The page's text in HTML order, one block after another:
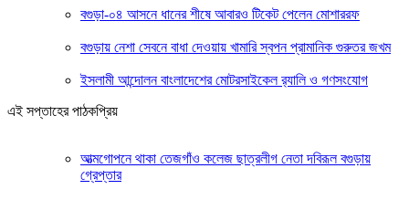
বগুড়া-০৪ আসনে ধানের শীষে আবারও টিকেট পেলেন মোশাররফ
বগুড়ায় নেশা সেবনে বাধা দেওয়ায় খামারি স্বপন প্রামানিক গুরুতর জখম
ইসলামী আন্দোলন বাংলাদেশের মোটরসাইকেল র‍্যালি ও গণসংযোগ
এই সপ্তাহের পাঠকপ্রিয়
আত্মগোপনে থাকা তেজগাঁও কলেজ ছাত্রলীগ নেতা দবিরূল বগুড়ায়
গ্রেপ্তার